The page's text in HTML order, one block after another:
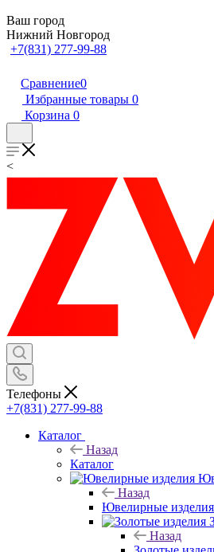
Ваш город
Нижний Новгород
+7(831) 277-99-88
Сравнение0
Избранные товары 0
Корзина 0
<
Телефоны
+7(831) 277-99-88
Каталог
Назад
Каталог
Назад
Ювелирные изделия
Назад